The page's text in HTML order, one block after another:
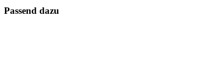
Passend dazu